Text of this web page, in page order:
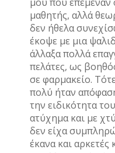
μαθητής, αλλά
δεν ήθελα
έκοψε με μια
άλλαξα πολλά
πελάτες, ως
σε φαρμακείο.
πολύ ήταν
την ειδικότητα
ατύχημα και με
δεν είχα
έκανα και